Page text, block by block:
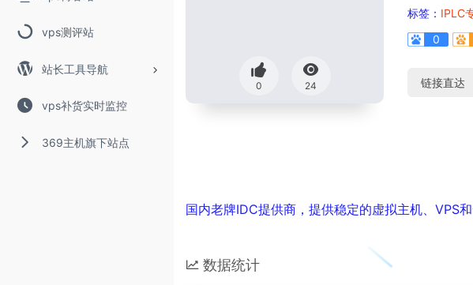
vps测评站
站长工具导航
vps补货实时监控
369主机旗下站点
0 24
标签： IPLC
0
链接直达
国内老牌IDC提供商，提供稳定的虚拟主机、VPS
数据统计